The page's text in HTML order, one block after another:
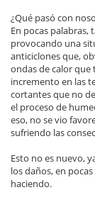
¿Qué pasó con
En pocas
provocando una
anticiclones que,
ondas de calor
incremento en las
cortantes que no
el proceso de
eso, no se vio
sufriendo las
Esto no es nuevo,
los daños, en
haciendo.